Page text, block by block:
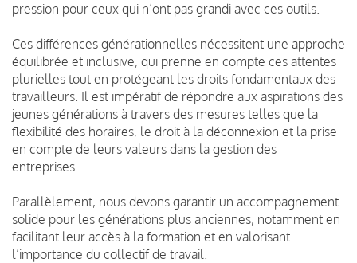
pression pour ceux qui n’ont pas grandi avec ces outils.
Ces différences générationnelles nécessitent une approche
équilibrée et inclusive, qui prenne en compte ces attentes
plurielles tout en protégeant les droits fondamentaux des
travailleurs. Il est impératif de répondre aux aspirations des
jeunes générations à travers des mesures telles que la
flexibilité des horaires, le droit à la déconnexion et la prise
en compte de leurs valeurs dans la gestion des
entreprises.
Parallèlement, nous devons garantir un accompagnement
solide pour les générations plus anciennes, notamment en
facilitant leur accès à la formation et en valorisant
l’importance du collectif de travail.